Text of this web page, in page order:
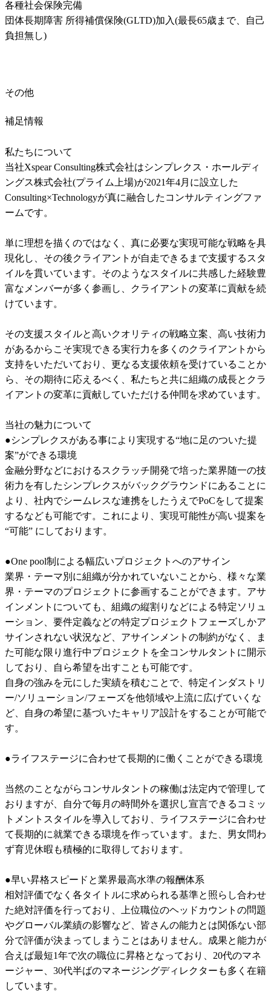
各種社会保険完備
団体長期障害 所得補償保険(GLTD)加入(最長65歳まで、自己
負担無し)
その他
補足情報
私たちについて
当社Xspear Consulting株式会社はシンプレクス・ホールディ
ングス株式会社(プライム上場)が2021年4月に設立した
Consulting×Technologyが真に融合したコンサルティングファ
ームです。
単に理想を描くのではなく、真に必要な実現可能な戦略を具
現化し、その後クライアントが自走できるまで支援するスタ
イルを貫いています。そのようなスタイルに共感した経験豊
富なメンバーが多く参画し、クライアントの変革に貢献を続
けています。
その支援スタイルと高いクオリティの戦略立案、高い技術力
があるからこそ実現できる実行力を多くのクライアントから
支持をいただいており、更なる支援依頼を受けていることか
ら、その期待に応えるべく、私たちと共に組織の成長とクラ
イアントの変革に貢献していただける仲間を求めています。
当社の魅力について
●シンプレクスがある事により実現する“地に足のついた提
案”ができる環境
金融分野などにおけるスクラッチ開発で培った業界随一の技
術力を有したシンプレクスがバックグラウンドにあることに
より、社内でシームレスな連携をしたうえでPoCをして提案
するなども可能です。これにより、実現可能性が高い提案を
“可能” にしております。
●One pool制による幅広いプロジェクトへのアサイン
業界・テーマ別に組織が分かれていないことから、様々な業
界・テーマのプロジェクトに参画することができます。アサ
インメントについても、組織の縦割りなどによる特定ソリュ
ーション、要件定義などの特定プロジェクトフェーズしかア
サインされない状況など、アサインメントの制約がなく、ま
た可能な限り進行中プロジェクトを全コンサルタントに開示
しており、自ら希望を出すことも可能です。
自身の強みを元にした実績を積むことで、特定インダストリ
ー/ソリューション/フェーズを他領域や上流に広げていくな
ど、自身の希望に基づいたキャリア設計をすることが可能で
す。
●ライフステージに合わせて長期的に働くことができる環境
当然のことながらコンサルタントの稼働は法定内で管理して
おりますが、自分で毎月の時間外を選択し宣言できるコミッ
トメントスタイルを導入しており、ライフステージに合わせ
て長期的に就業できる環境を作っています。また、男女問わ
ず育児休暇も積極的に取得しております。
●早い昇格スピードと業界最高水準の報酬体系
相対評価でなく各タイトルに求められる基準と照らし合わせ
た絶対評価を行っており、上位職位のヘッドカウントの問題
やグローバル業績の影響など、皆さんの能力とは関係ない部
分で評価が決まってしまうことはありません。成果と能力が
合えば最短1年で次の職位に昇格となっており、20代のマネ
ージャー、30代半ばのマネージングディレクターも多く在籍
しています。